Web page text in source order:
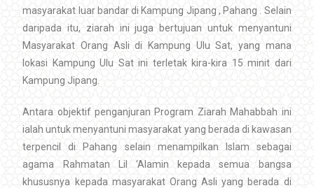
masyarakat luar bandar di Kampung Jipang , Pahang . Selain
daripada itu, ziarah ini juga bertujuan untuk menyantuni
Masyarakat Orang Asli di Kampung Ulu Sat, yang mana
lokasi Kampung Ulu Sat ini terletak kira-kira 15 minit dari
Kampung Jipang.
Antara objektif penganjuran Program Ziarah Mahabbah ini
ialah untuk menyantuni masyarakat yang berada di kawasan
terpencil di Pahang selain menampilkan Islam sebagai
agama Rahmatan Lil ‘Alamin kepada semua bangsa
khususnya kepada masyarakat Orang Asli yang berada di